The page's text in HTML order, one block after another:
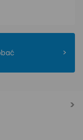
>